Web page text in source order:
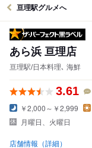
亘理駅グルメへ
あら浜 亘理店
亘理駅/日本料理､ 海鮮
3.61
￥2,000～￥2,999
月曜日、火曜日
店舗情報（詳細）